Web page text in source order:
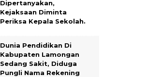
Dipertanyakan,
Kejaksaan Diminta
Periksa Kepala Sekolah.
Dunia Pendidikan Di
Kabupaten Lamongan
Sedang Sakit, Diduga
Pungli Nama Rekening